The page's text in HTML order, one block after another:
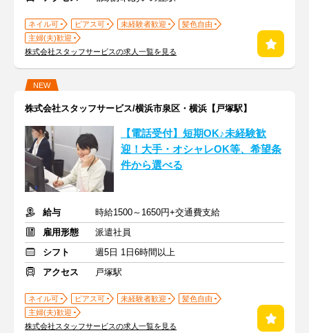
ネイル可 ピアス可 未経験者歓迎
髪色自由
主婦(夫)歓迎
株式会社スタッフサービスの求人一覧を見る
NEW
株式会社スタッフサービス/横浜市泉区・横浜【戸塚駅】
【電話受付】短期OK♪未経験歓
迎！大手・オシャレOK等、希望条
件から選べる
給与
時給1500～1650円+交通費支給
雇用形態
派遣社員
シフト
週5日 1日6時間以上
アクセス
戸塚駅
ネイル可 ピアス可 未経験者歓迎
髪色自由
主婦(夫)歓迎
株式会社スタッフサービスの求人一覧を見る